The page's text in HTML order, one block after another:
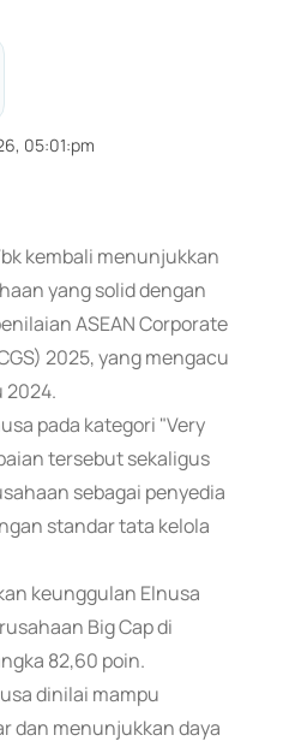
05:01:pm
kembali menunjukkan
yang solid dengan
ASEAN Corporate
2025, yang mengacu
2024.
pada kategori "Very
tersebut sekaligus
sebagai penyedia
standar tata kelola
keunggulan Elnusa
Big Cap di
82,60 poin.
dinilai mampu
dan menunjukkan daya